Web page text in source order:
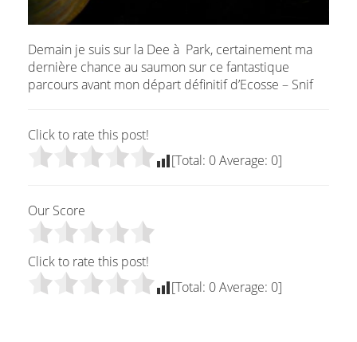
Demain je suis sur la Dee à Park, certainement ma
dernière chance au saumon sur ce fantastique
parcours avant mon départ définitif d’Ecosse – Snif
Click to rate this post!
[Total: 0Average: 0]
Our Score
Click to rate this post!
[Total: 0Average: 0]